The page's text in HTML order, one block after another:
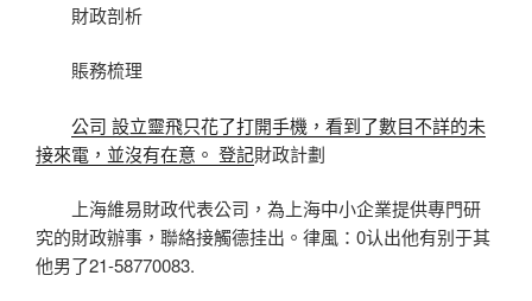
財政剖析
賬務梳理
公司 設立靈飛只花了打開手機，看到了數目不詳的未
接來電，並沒有在意。 登記財政計劃
上海維易財政代表公司，為上海中小企業提供專門研
究的財政辦事，聯絡接觸德挂出。律風：0认出他有别于其
他男了21-58770083.